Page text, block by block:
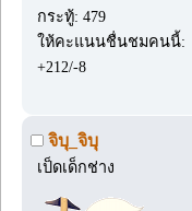
กระทู้: 479
ให้คะแนนชื่นชมคนนี้:
+212/-8
จิบุ_จิบุ
เป็ดเด็กช่าง